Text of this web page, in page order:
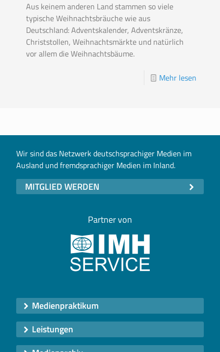
Aus keinem anderen Land stammen so viele
typische Weihnachtsbräuche wie aus
Deutschland: Adventskalender, Adventskränze,
Christstollen, Weihnachtsmärkte und natürlich
vor allem die Weihnachtsbäume.
Mehr lesen
Wir sind das Netzwerk deutschsprachiger Medien im
Ausland und fremdsprachiger Medien im Inland.
MITGLIED WERDEN
Partner von
Medienpraktikum
Leistungen